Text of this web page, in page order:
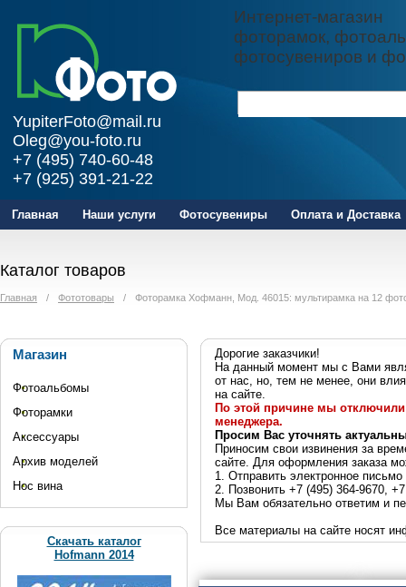
Интернет-магазин
фоторамок,
фотосувениров и
YupiterFoto@mail.ru
Oleg@you-foto.ru
+7 (495) 740-60-48
+7 (925) 391-21-22
Главная Наши услуги Фотосувениры Оплата и Доставка
Каталог товаров
Главная / Фототовары / Фоторамка Хофманн, Мод. 46015: мультирамка на 12
Магазин
Фотоальбомы
Фоторамки
Аксессуары
Архив моделей
Нос вина
Скачать каталог
Hofmann 2014
Дорогие заказчики!
На данный момент мы с Вами
от нас, но, тем не менее, они
на сайте.
По этой причине мы отключили
менеджера.
Просим Вас уточнять
Приносим свои извинения за
сайте. Для оформления заказа
1. Отправить электронное
2. Позвонить +7 (495) 364-9670,
Мы Вам обязательно ответим и
Все материалы на сайте носят